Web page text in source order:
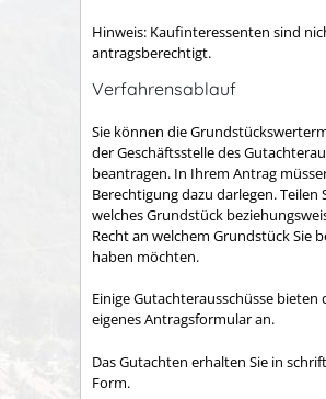
Hinweis: Kaufinteressenten sind
antragsberechtigt.
Verfahrensablauf
Sie können die
der Geschäftsstelle des
beantragen. In Ihrem Antrag
Berechtigung dazu darlegen. Teilen
welches Grundstück
Recht an welchem Grundstück Sie
haben möchten.
Einige Gutachterausschüsse bieten
eigenes Antragsformular an.
Das Gutachten erhalten Sie in
Form.